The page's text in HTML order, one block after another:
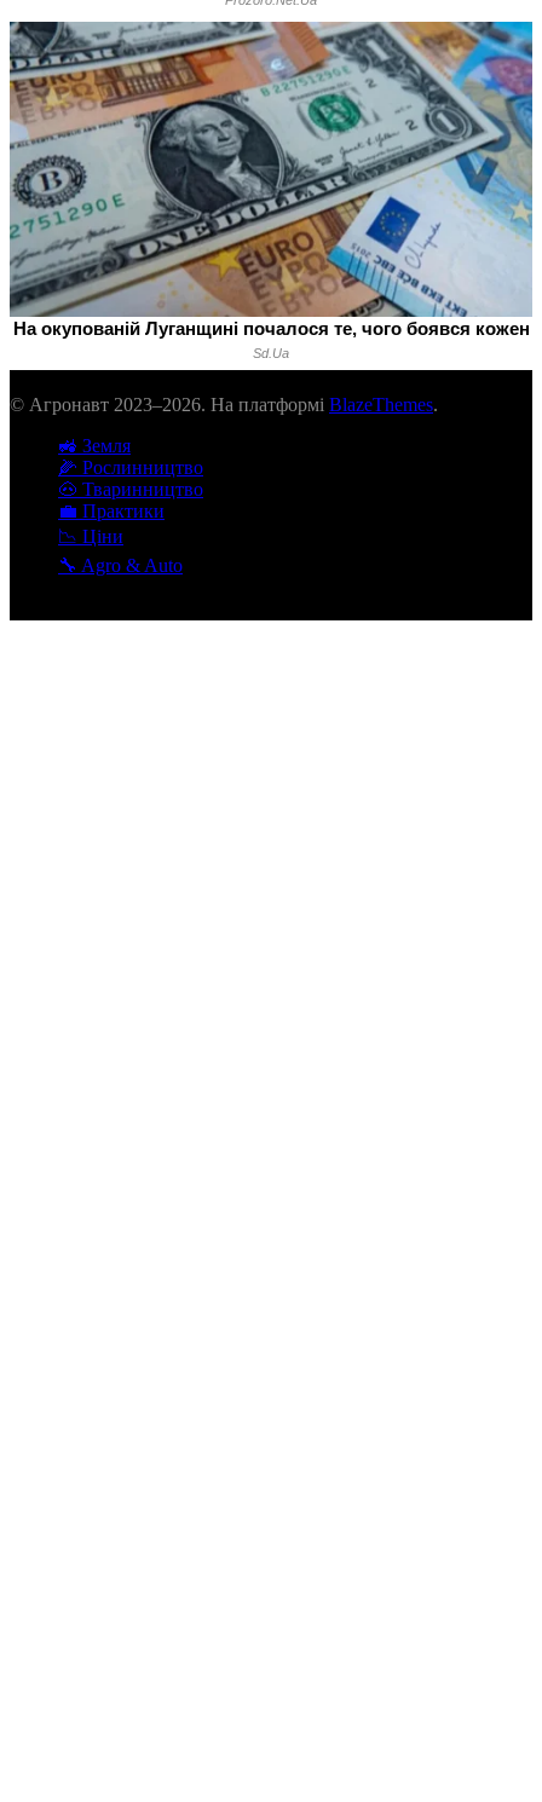
© Агронавт 2023–2026. На платформі BlazeThemes.
🚜 Земля
🌽 Рослинництво
🐽 Тваринництво
💼 Практики
📉 Ціни
🔧 Agro & Auto